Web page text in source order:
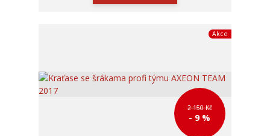
Akce
2 150 Kč
- 9 %